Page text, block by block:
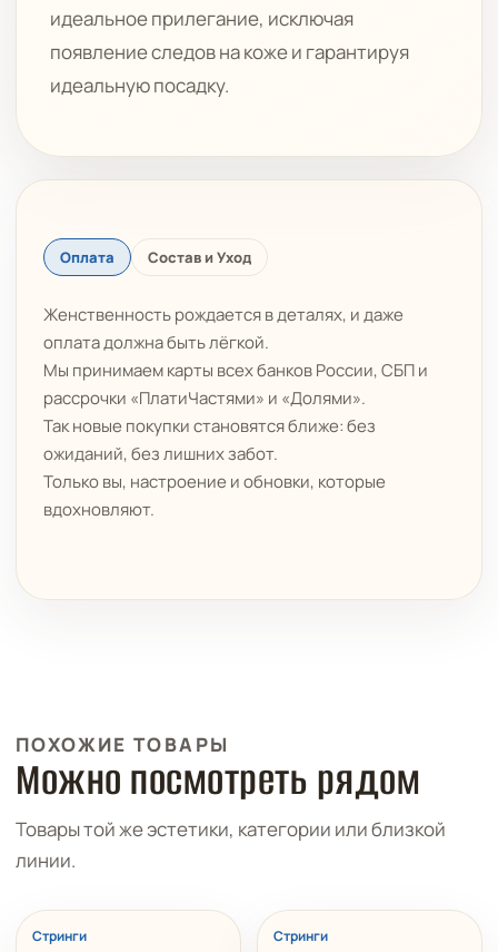
идеальное прилегание, исключая
появление следов на коже и гарантируя
идеальную посадку.
Оплата Состав и Уход
Женственность рождается в деталях, и даже
оплата должна быть лёгкой.
Мы принимаем карты всех банков России, СБП и
рассрочки «ПлатиЧастями» и «Долями».
Так новые покупки становятся ближе: без
ожиданий, без лишних забот.
Только вы, настроение и обновки, которые
вдохновляют.
ПОХОЖИЕ ТОВАРЫ
Можно посмотреть рядом
Товары той же эстетики, категории или близкой
линии.
Стринги Стринги